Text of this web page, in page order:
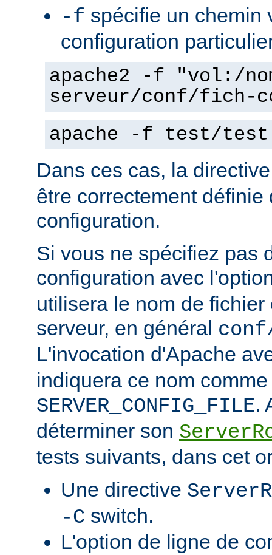
-f spécifie un chemin
configuration
apache2 -f "vol:/
serveur/conf/fich-
apache -f test/
Dans ces cas, la
être correctement
configuration.
Si vous ne spécifiez pas
configuration avec
utilisera le nom de
serveur, en général
L'invocation d'Apache
indiquera ce nom
SERVER_CONFIG_FILE.
déterminer son
tests suivants, dans cet
Une directive
-C switch.
L'option de ligne de